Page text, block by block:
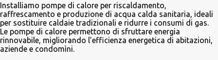
Installiamo pompe di calore per riscaldamento,
raffrescamento e produzione di acqua calda sanitaria, ideali
per sostituire caldaie tradizionali e ridurre i consumi di gas.
Le pompe di calore permettono di sfruttare energia
rinnovabile, migliorando l’efficienza energetica di abitazioni,
aziende e condomìni.